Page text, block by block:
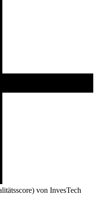
von InvesTech